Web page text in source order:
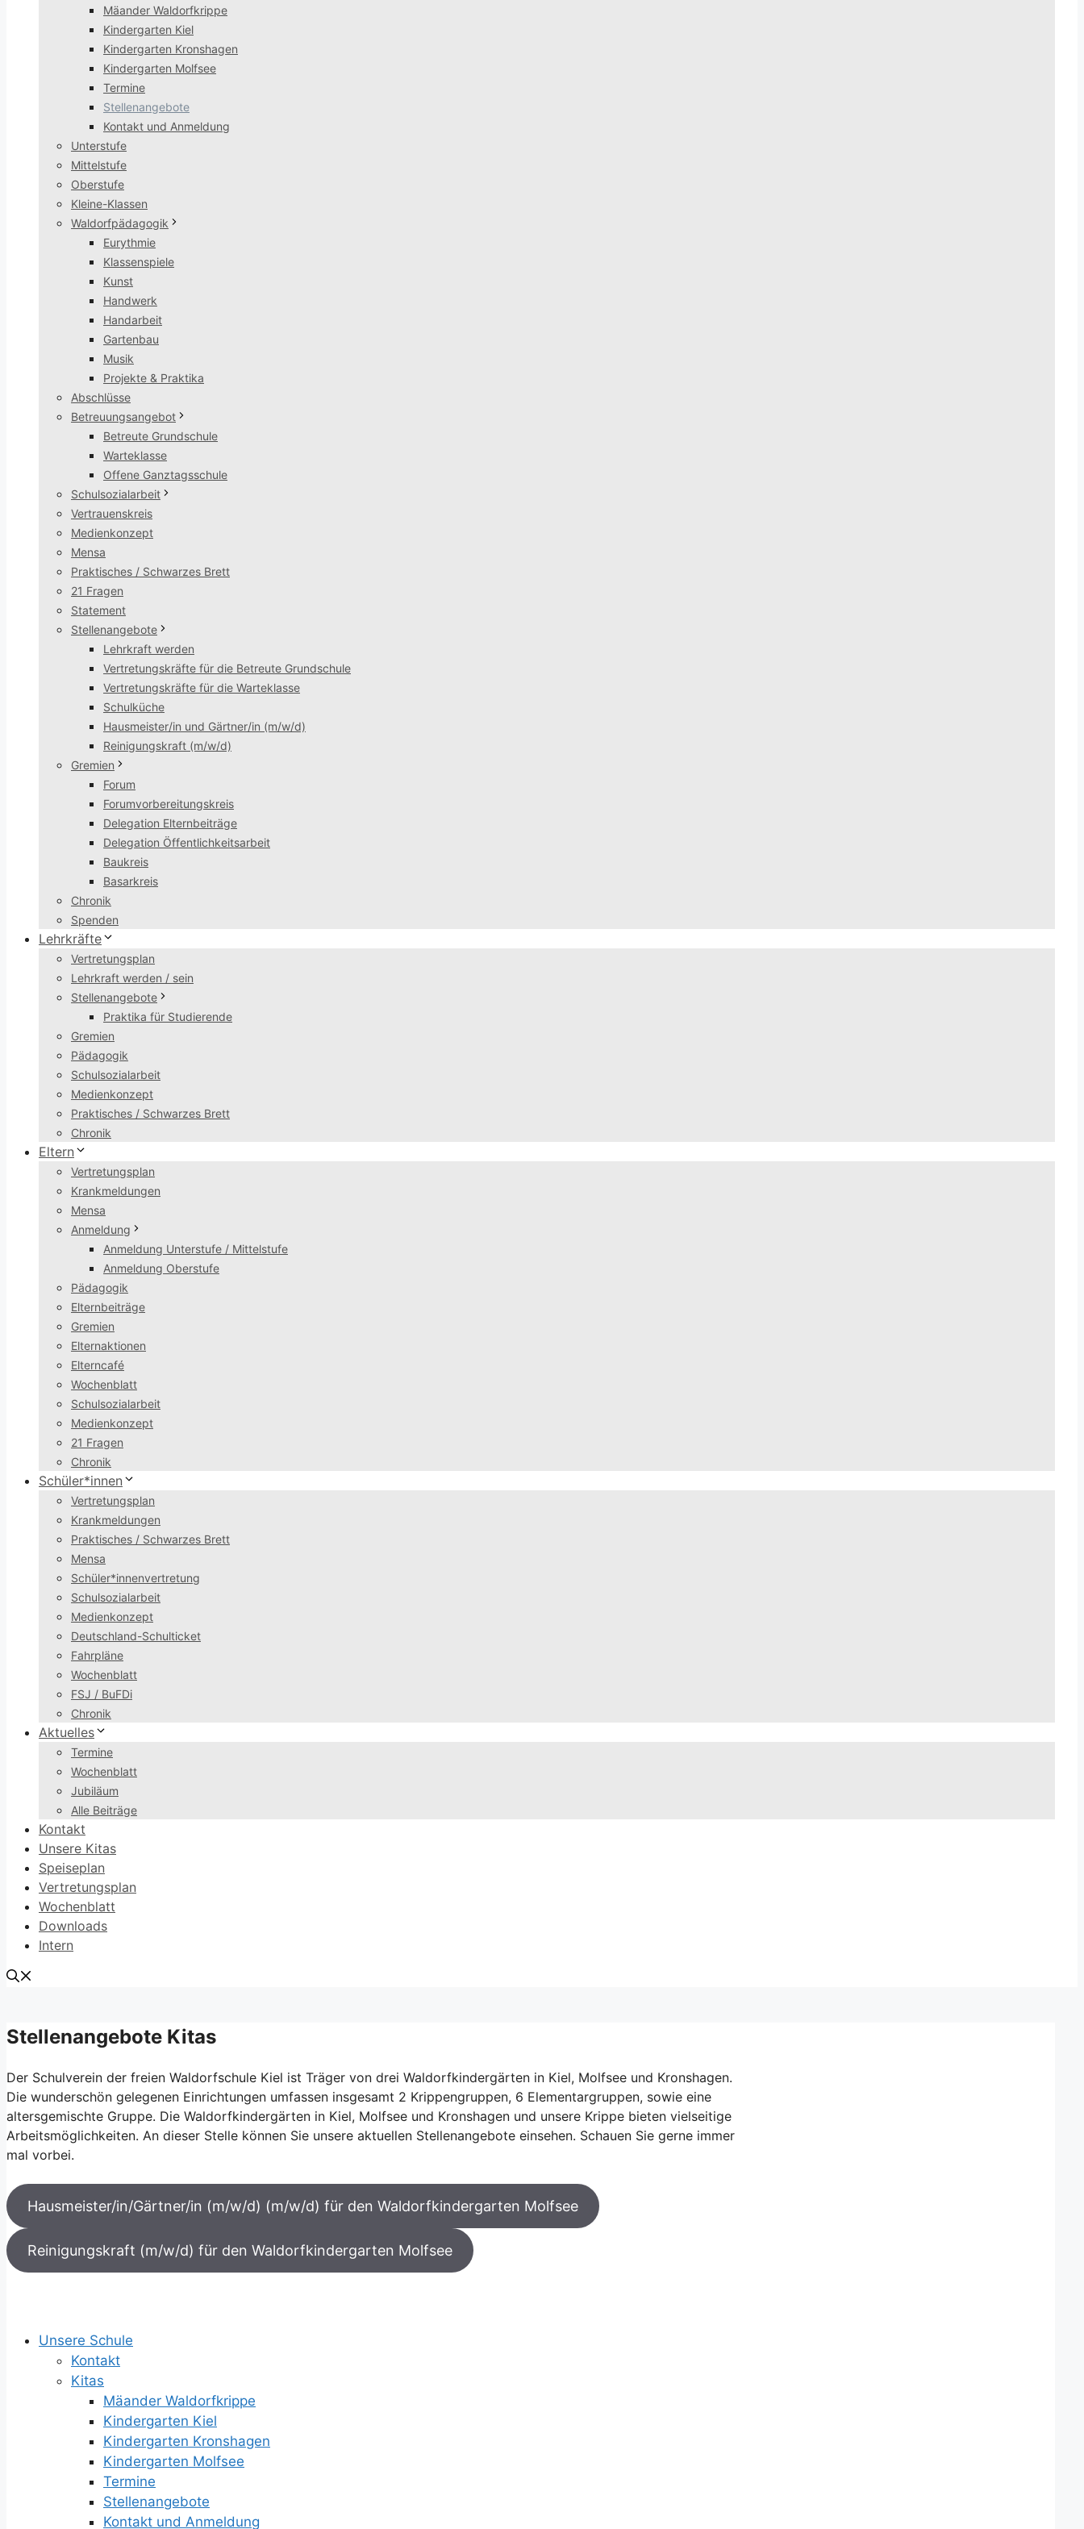
Mäander Waldorfkrippe
Kindergarten Kiel
Kindergarten Kronshagen
Kindergarten Molfsee
Termine
Stellenangebote
Kontakt und Anmeldung
Unterstufe
Mittelstufe
Oberstufe
Kleine-Klassen
Waldorfpädagogik
Eurythmie
Klassenspiele
Kunst
Handwerk
Handarbeit
Gartenbau
Musik
Projekte & Praktika
Abschlüsse
Betreuungsangebot
Betreute Grundschule
Warteklasse
Offene Ganztagsschule
Schulsozialarbeit
Vertrauenskreis
Medienkonzept
Mensa
Praktisches / Schwarzes Brett
21 Fragen
Statement
Stellenangebote
Lehrkraft werden
Vertretungskräfte für die Betreute Grundschule
Vertretungskräfte für die Warteklasse
Schulküche
Hausmeister/in und Gärtner/in (m/w/d)
Reinigungskraft (m/w/d)
Gremien
Forum
Forumvorbereitungskreis
Delegation Elternbeiträge
Delegation Öffentlichkeitsarbeit
Baukreis
Basarkreis
Chronik
Spenden
Lehrkräfte
Vertretungsplan
Lehrkraft werden / sein
Stellenangebote
Praktika für Studierende
Gremien
Pädagogik
Schulsozialarbeit
Medienkonzept
Praktisches / Schwarzes Brett
Chronik
Eltern
Vertretungsplan
Krankmeldungen
Mensa
Anmeldung
Anmeldung Unterstufe / Mittelstufe
Anmeldung Oberstufe
Pädagogik
Elternbeiträge
Gremien
Elternaktionen
Elterncafé
Wochenblatt
Schulsozialarbeit
Medienkonzept
21 Fragen
Chronik
Schüler*innen
Vertretungsplan
Krankmeldungen
Praktisches / Schwarzes Brett
Mensa
Schüler*innenvertretung
Schulsozialarbeit
Medienkonzept
Deutschland-Schulticket
Fahrpläne
Wochenblatt
FSJ / BuFDi
Chronik
Aktuelles
Termine
Wochenblatt
Jubiläum
Alle Beiträge
Kontakt
Unsere Kitas
Speiseplan
Vertretungsplan
Wochenblatt
Downloads
Intern
Stellenangebote Kitas
Der Schulverein der freien Waldorfschule Kiel ist Träger von drei Waldorfkindergärten in Kiel, Molfsee und Kronshagen.
Die wunderschön gelegenen Einrichtungen umfassen insgesamt 2 Krippengruppen, 6 Elementargruppen, sowie eine
altersgemischte Gruppe. Die Waldorfkindergärten in Kiel, Molfsee und Kronshagen und unsere Krippe bieten vielseitige
Arbeitsmöglichkeiten. An dieser Stelle können Sie unsere aktuellen Stellenangebote einsehen. Schauen Sie gerne immer
mal vorbei.
Hausmeister/in/Gärtner/in (m/w/d) (m/w/d) für den Waldorfkindergarten Molfsee
Reinigungskraft (m/w/d) für den Waldorfkindergarten Molfsee
Unsere Schule
Kontakt
Kitas
Mäander Waldorfkrippe
Kindergarten Kiel
Kindergarten Kronshagen
Kindergarten Molfsee
Termine
Stellenangebote
Kontakt und Anmeldung